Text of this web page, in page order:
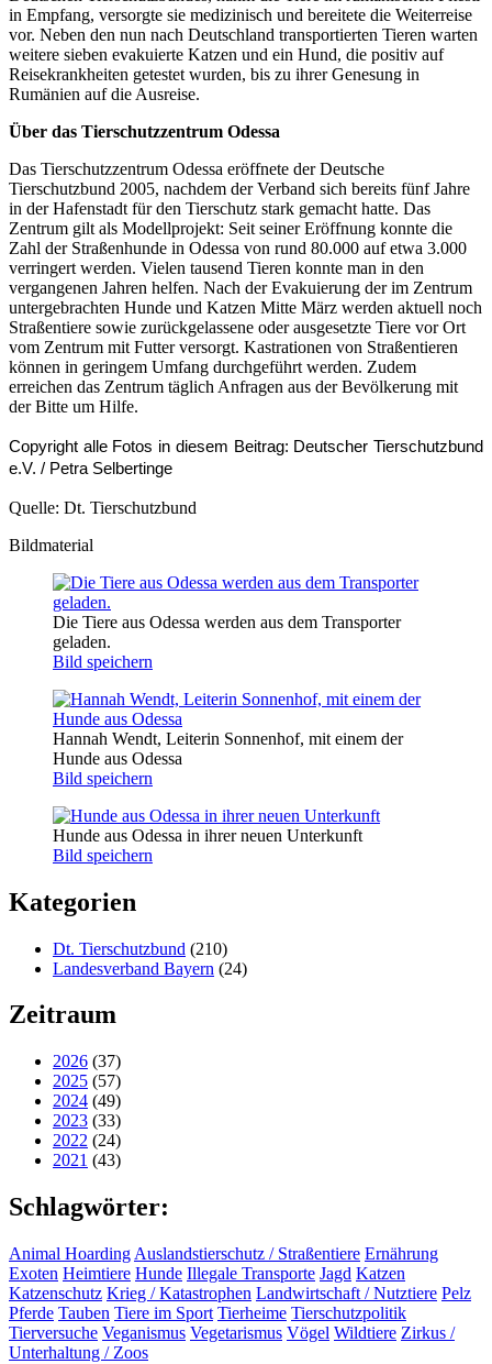
in Empfang, versorgte sie medizinisch und bereitete die Weiterreise
vor. Neben den nun nach Deutschland transportierten Tieren warten
weitere sieben evakuierte Katzen und ein Hund, die positiv auf
Reisekrankheiten getestet wurden, bis zu ihrer Genesung in
Rumänien auf die Ausreise.
Über das Tierschutzzentrum Odessa
Das Tierschutzzentrum Odessa eröffnete der Deutsche
Tierschutzbund 2005, nachdem der Verband sich bereits fünf Jahre
in der Hafenstadt für den Tierschutz stark gemacht hatte. Das
Zentrum gilt als Modellprojekt: Seit seiner Eröffnung konnte die
Zahl der Straßenhunde in Odessa von rund 80.000 auf etwa 3.000
verringert werden. Vielen tausend Tieren konnte man in den
vergangenen Jahren helfen. Nach der Evakuierung der im Zentrum
untergebrachten Hunde und Katzen Mitte März werden aktuell noch
Straßentiere sowie zurückgelassene oder ausgesetzte Tiere vor Ort
vom Zentrum mit Futter versorgt. Kastrationen von Straßentieren
können in geringem Umfang durchgeführt werden. Zudem
erreichen das Zentrum täglich Anfragen aus der Bevölkerung mit
der Bitte um Hilfe.
Copyright alle Fotos in diesem Beitrag: Deutscher Tierschutzbund
e.V. / Petra Selbertinge
Quelle: Dt. Tierschutzbund
Bildmaterial
Die Tiere aus Odessa werden aus dem Transporter
geladen.
Bild speichern
Hannah Wendt, Leiterin Sonnenhof, mit einem der
Hunde aus Odessa
Bild speichern
Hunde aus Odessa in ihrer neuen Unterkunft
Bild speichern
Kategorien
Dt. Tierschutzbund (210)
Landesverband Bayern (24)
Zeitraum
2026 (37)
2025 (57)
2024 (49)
2023 (33)
2022 (24)
2021 (43)
Schlagwörter:
Animal Hoarding Auslandstierschutz / Straßentiere Ernährung
Exoten Heimtiere Hunde Illegale Transporte Jagd Katzen
Katzenschutz Krieg / Katastrophen Landwirtschaft / Nutztiere Pelz
Pferde Tauben Tiere im Sport Tierheime Tierschutzpolitik
Tierversuche Veganismus Vegetarismus Vögel Wildtiere Zirkus /
Unterhaltung / Zoos